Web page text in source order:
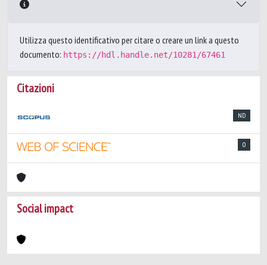
Utilizza questo identificativo per citare o creare un link a questo
documento: https://hdl.handle.net/10281/67461
Citazioni
ND
0
Social impact